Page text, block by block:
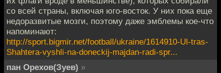
со всей страны, включая юго-восток. У них пока еще
недоразвитые мозги, поэтому даже эмблемы кое-что
напоминают:
http://sport.bigmir.net/football/ukraine/1614910-Ul-tras-
Shahtera-vyshli-na-doneckij-majdan-radi-spr...
пан Орехов(Зуев) »